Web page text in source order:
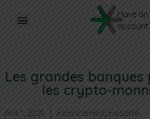
Have an
Les grandes
les crypto-
mai 1, 2021 Financement, Fiscalité